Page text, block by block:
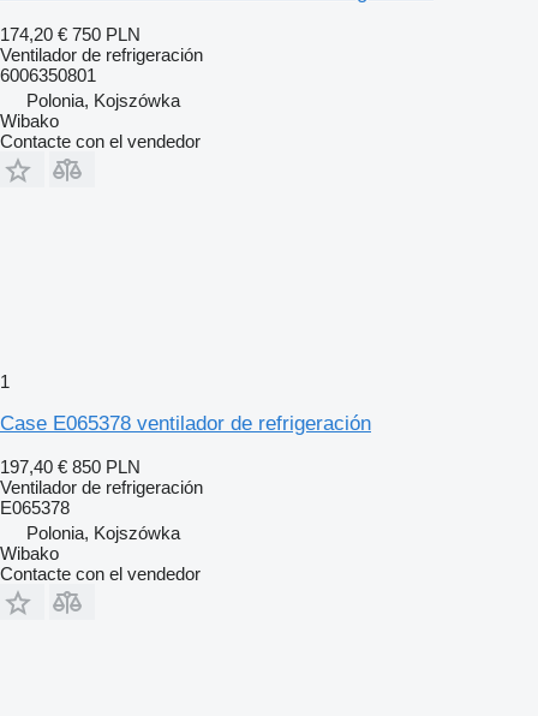
174,20 € 750 PLN
Ventilador de refrigeración
6006350801
Polonia, Kojszówka
Wibako
Contacte con el vendedor
1
Case E065378 ventilador de refrigeración
197,40 € 850 PLN
Ventilador de refrigeración
E065378
Polonia, Kojszówka
Wibako
Contacte con el vendedor